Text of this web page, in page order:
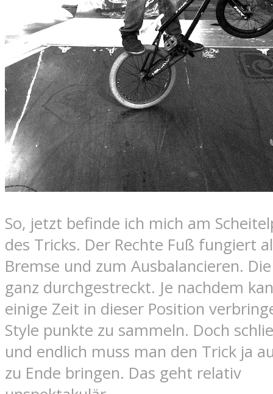
So, jetzt befinde ich mich am
des Tricks. Der Rechte Fuß fungiert
Bremse und zum Ausbalancieren.
ganz durchgestreckt. Je nachdem
einige Zeit in dieser Position
Style punkte zu sammeln. Doch
und endlich muss man den Trick ja
zu Ende bringen. Das geht relativ